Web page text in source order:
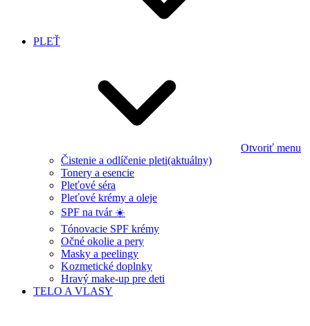
PLEŤ
Otvoriť menu
Čistenie a odlíčenie pleti(aktuálny)
Tonery a esencie
Pleťové séra
Pleťové krémy a oleje
SPF na tvár ☀️
Tónovacie SPF krémy
Očné okolie a pery
Masky a peelingy
Kozmetické doplnky
Hravý make-up pre deti
TELO A VLASY